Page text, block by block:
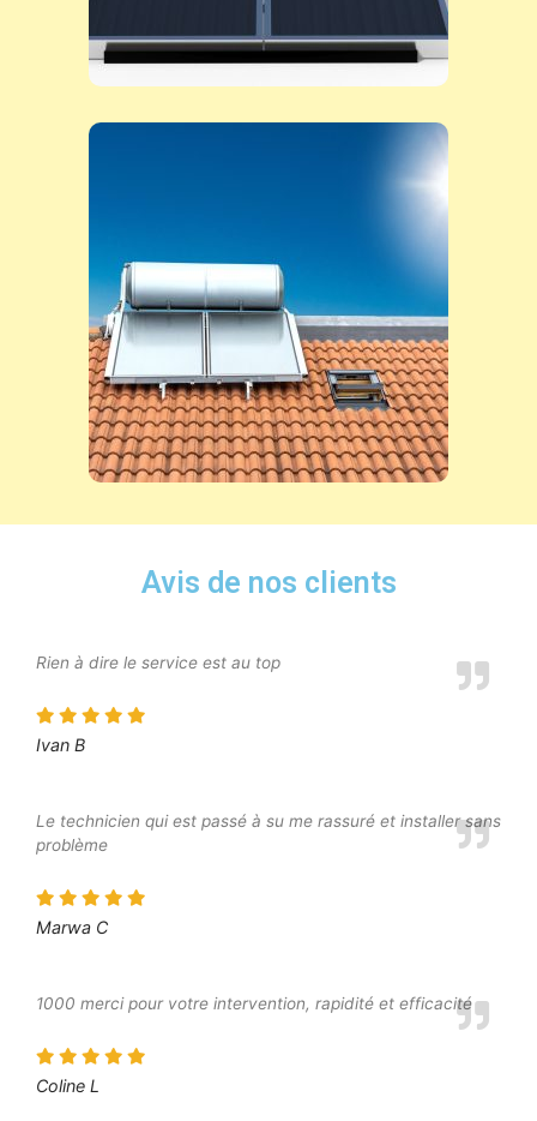
Avis de nos clients
Rien à dire le service est au top
Ivan B
Le technicien qui est passé à su me rassuré et installer sans
problème
Marwa C
1000 merci pour votre intervention, rapidité et efficacité
Coline L